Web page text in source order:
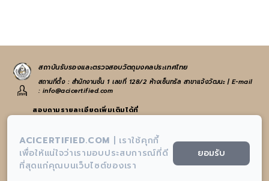
สถาบันรับรองและตรวจสอบวัตถุมงคลประเทศไทย
สถานที่ตั้ง : สำนักงานชั้น 1 เลขที่ 128/2 ห้างเซ็นทรัล สาขาแจ้งวัฒนะ | E-mail
: info@acicertified.com
สอบถามรายละเอียดเพิ่มเติมได้ที่
:info@acicertified.com
:สถาบันรับรองและตรวจสอบวัตถุมงคลประเทศไทย-AIC
ACICERTIFIED.COM
เราใช้คุกกี้
เพื่อให้แน่ใจว่าเรามอบประสบการณ์ที่ดี
ที่สุดแก่คุณบนเว็บไซต์ของเรา
ยอมรับ